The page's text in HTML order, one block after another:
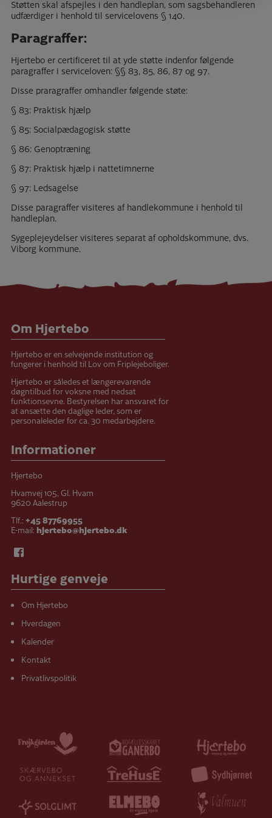
Støtten skal afspejles i den handleplan, som sagsbehandleren
udfærdiger i henhold til servicelovens § 140.
Paragraffer:
Hjertebo er certificeret til at yde støtte indenfor følgende
paragraffer i serviceloven: §§ 83, 85, 86, 87 og 97.
Disse praragraffer omhandler følgende støte:
§ 83: Praktisk hjælp
§ 85: Socialpædagogisk støtte
§ 86: Genoptræning
§ 87: Praktisk hjælp i nattetimnerne
§ 97: Ledsagelse
Disse paragraffer visiteres af handlekommune i henhold til
handleplan.
Sygeplejeydelser visiteres separat af opholdskommune, dvs.
Viborg kommune.
Om Hjertebo
Hjertebo er en selvejende institution og
fungerer i henhold til Lov om Friplejeboliger.
Hjertebo er således et længerevarende
døgntilbud for voksne med nedsat
funktionsevne. Bestyrelsen har ansvaret for
at ansætte den daglige leder, som er
personaleleder for ca. 30 medarbejdere.
Informationer
Hjertebo
Hvamvej 105, Gl. Hvam
9620 Aalestrup
Tlf.: +45 87769955
E-mail: hjertebo@hjertebo.dk
Hurtige genveje
Om Hjertebo
Hverdagen
Kalender
Kontakt
Privatlivspolitik